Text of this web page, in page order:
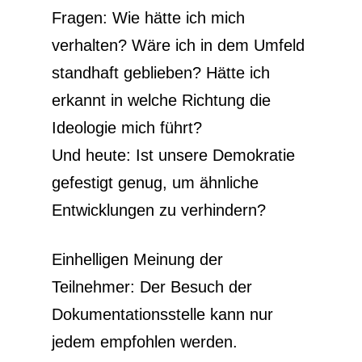
Fragen: Wie hätte ich mich
verhalten? Wäre ich in dem Umfeld
standhaft geblieben? Hätte ich
erkannt in welche Richtung die
Ideologie mich führt?
Und heute: Ist unsere Demokratie
gefestigt genug, um ähnliche
Entwicklungen zu verhindern?
Einhelligen Meinung der
Teilnehmer: Der Besuch der
Dokumentationsstelle kann nur
jedem empfohlen werden.